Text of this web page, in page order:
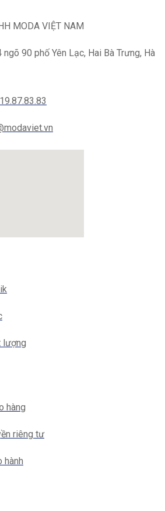
MODA VIỆT NAM
ngõ 90 phố Yên Lạc, Hai Bà Trưng, Hà
lượng
hàng
riêng tư
hành